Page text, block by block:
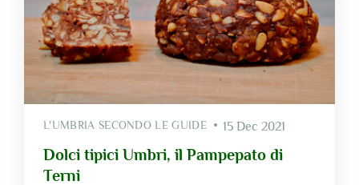
L'UMBRIA SECONDO LE GUIDE 15 Dec 2021
Dolci tipici Umbri, il Pampepato di
Terni